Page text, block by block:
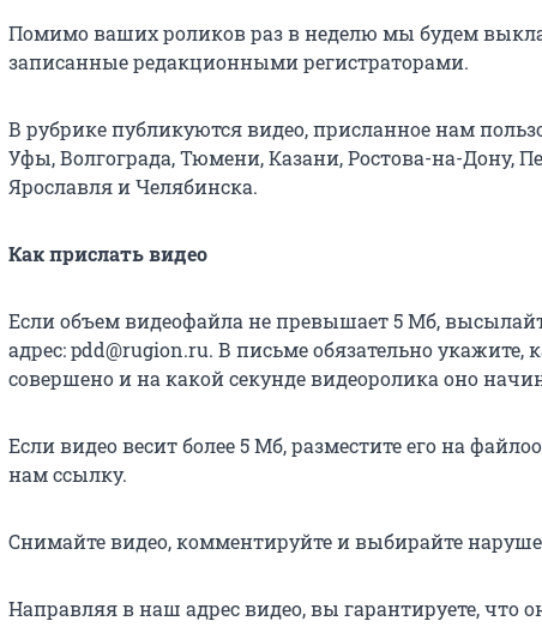
Помимо ваших роликов раз в неделю мы будем
записанные редакционными регистраторами.
В рубрике публикуются видео, присланное нам
Уфы, Волгограда, Тюмени, Казани, Ростова-на-Дону,
Ярославля и Челябинска.
Как прислать видео
Если объем видеофайла не превышает 5 Мб,
адрес: pdd@rugion.ru. В письме обязательно укажите,
совершено и на какой секунде видеоролика оно
Если видео весит более 5 Мб, разместите его на
нам ссылку.
Снимайте видео, комментируйте и выбирайте
Направляя в наш адрес видео, вы гарантируете, что